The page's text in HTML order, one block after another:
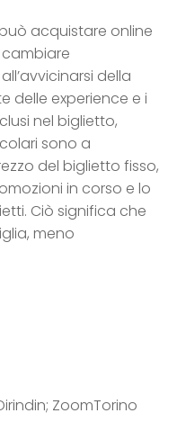
acquistare online
della
delle experience e i
nel biglietto,
sono a
del biglietto fisso,
in corso e lo
Ciò significa che
meno
ZoomTorino